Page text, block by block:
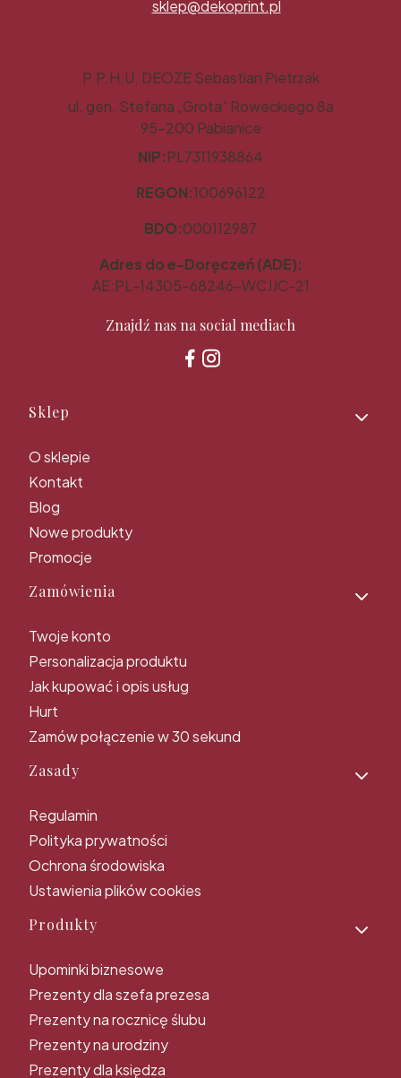
sklep@dekoprint.pl
P.P.H.U. DEOZE Sebastian Pietrzak
ul. gen. Stefana „Grota” Roweckiego 8a
95-200 Pabianice
NIP:PL7311938864
REGON:100696122
BDO:000112987
Adres do e-Doręczeń (ADE):
AE:PL-14305-68246-WCJJC-21
Znajdź nas na social mediach
Linki w stopce
Sklep
O sklepie
Kontakt
Blog
Nowe produkty
Promocje
Zamówienia
Twoje konto
Personalizacja produktu
Jak kupować i opis usług
Hurt
Zamów połączenie w 30 sekund
Zasady
Regulamin
Polityka prywatności
Ochrona środowiska
Ustawienia plików cookies
Produkty
Upominki biznesowe
Prezenty dla szefa prezesa
Prezenty na rocznicę ślubu
Prezenty na urodziny
Prezenty dla księdza